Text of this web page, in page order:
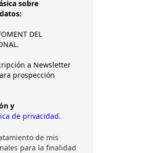
sobre
DEL
a Newsletter
prospección
y
de privacidad.
de mis
para la finalidad